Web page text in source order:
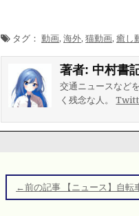
タグ：動画,海外,猫動画,癒し
著者: 中村書
交通ニュースなど
く残念な人。
稿
ナ
←前の記事 【ニュース】自転